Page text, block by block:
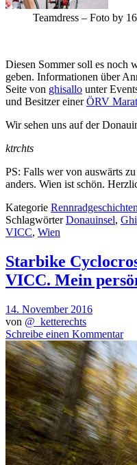
Teamdress – Foto by
Diesen Sommer soll es noch
geben. Informationen über
Seite von ghisallo unter
und Besitzer einerÖRV
Wir sehen uns auf der
ktrchts
PS: Falls wer von auswärts
anders. Wien ist schön.
Kategorie
SchlagwörterDonauinsel,
VICC, Wien
Starbike
VICC. Mein
14. November 2016
von @_ketterechts
Schreibe einen Kommentar